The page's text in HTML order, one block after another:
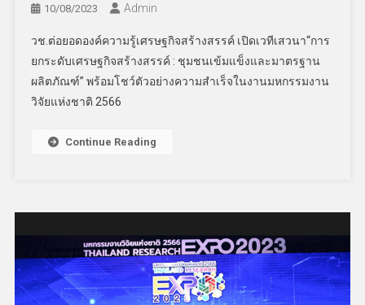
10/08/2023 Admin
วช.ต่อยอดองค์ความรู้เศรษฐกิจสร้างสรรค์ เปิดเวทีเสวนา“การ
ยกระดับเศรษฐกิจสร้างสรรค์ : ชุมชนเข้มแข็งและมาตรฐาน
ผลิตภัณฑ์” พร้อมโชว์ตัวอย่างความสำเร็จในงานมหกรรมงาน
วิจัยแห่งชาติ 2566
Continue Reading